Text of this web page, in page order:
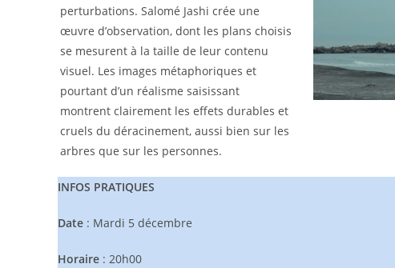
perturbations. Salomé Jashi crée une
œuvre d’observation, dont les plans choisis
se mesurent à la taille de leur contenu
visuel. Les images métaphoriques et
pourtant d’un réalisme saisissant
montrent clairement les effets durables et
cruels du déracinement, aussi bien sur les
arbres que sur les personnes.
INFOS PRATIQUES
Date : Mardi 5 décembre
Horaire : 20h00